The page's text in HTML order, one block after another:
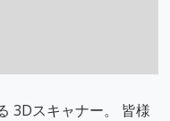
3Dスキャナー。 皆様